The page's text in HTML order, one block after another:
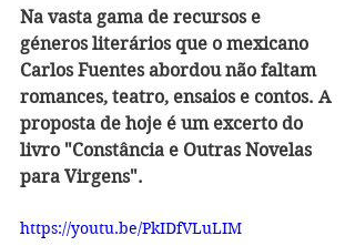
Na vasta gama de recursos e
géneros literários que o mexicano
Carlos Fuentes abordou não faltam
romances, teatro, ensaios e contos. A
proposta de hoje é um excerto do
livro "Constância e Outras Novelas
para Virgens".
https://youtu.be/PkIDfVLuLIM